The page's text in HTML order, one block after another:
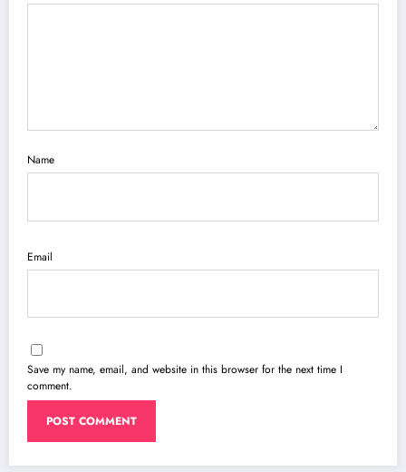
Name
Email
Save my name, email, and website in this browser for the next time I
comment.